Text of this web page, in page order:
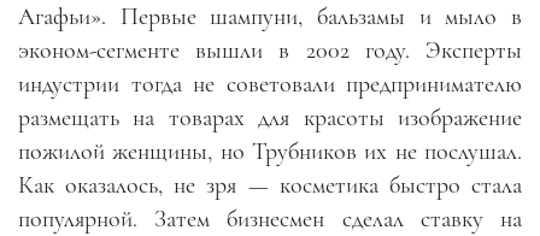
Агафьи». Первые шампуни, бальзамы и мыло в
эконом-сегменте вышли в 2002 году. Эксперты
индустрии тогда не советовали предпринимателю
размещать на товарах для красоты изображение
пожилой женщины, но Трубников их не послушал.
Как оказалось, не зря — косметика быстро стала
популярной. Затем бизнесмен сделал ставку на